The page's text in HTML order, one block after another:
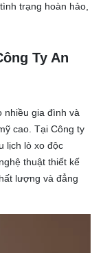
trạng hoàn hảo,
Ty An
nhiều gia đình và
cao. Tại Công ty
lịch lò xo độc
thuật thiết kế
lượng và đẳng